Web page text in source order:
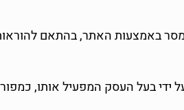
באמצעות האתר, בהתאם
ידי בעל העסק המפעיל אותו,